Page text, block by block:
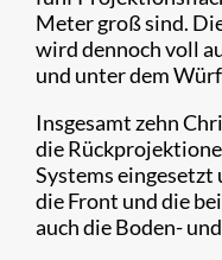
Meter groß sind.
wird dennoch voll
und unter dem
Insgesamt zehn
die
Systems
die Front und die
auch die Boden-